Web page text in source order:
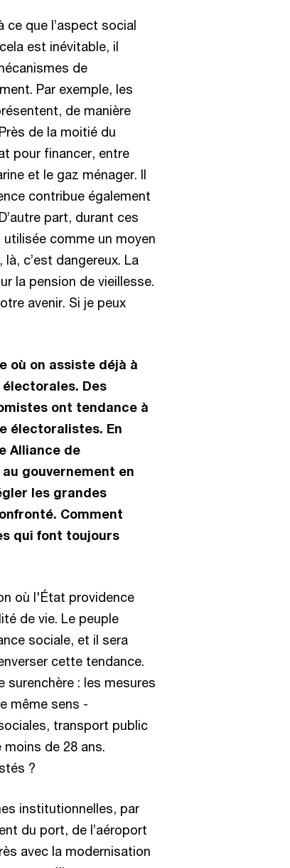
ce que l’aspect social
est inévitable, il
de
Par exemple, les
de manière
de la moitié du
pour financer, entre
et le gaz ménager. Il
contribue également
part, durant ces
comme un moyen
c’est dangereux. La
la pension de vieillesse.
avenir. Si je peux
où on assiste déjà à
Des
ont tendance à
électoralistes. En
Alliance de
gouvernement en
les grandes
Comment
qui font toujours
où l'État providence
de vie. Le peuple
sociale, et il sera
cette tendance.
surenchère : les mesures
même sens -
transport public
de 28 ans.
?
institutionnelles, par
du port, de l’aéroport
avec la modernisation